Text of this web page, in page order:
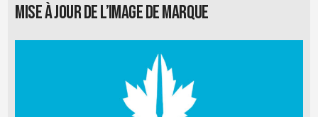
Mise à jour de l’image de marque